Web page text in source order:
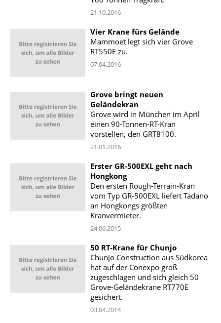
21.10.2016
Vier Krane fürs Gelände
Mammoet legt sich vier Grove
RT550E zu.
07.04.2016
Grove bringt neuen
Geländekran
Grove wird in München im April
einen 90-Tonnen-RT-Kran
vorstellen, den GRT8100.
21.01.2016
Erster GR-500EXL geht nach
Hongkong
Den ersten Rough-Terrain-Kran
vom Typ GR-500EXL liefert Tadano
an Hongkongs größten
Kranvermieter.
24.06.2015
50 RT-Krane für Chunjo
Chunjo Construction aus Südkorea
hat auf der Conexpo groß
zugeschlagen und sich gleich 50
Grove-Geländekrane RT770E
gesichert.
03.04.2014